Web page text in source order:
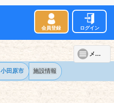
会員登録 ログイン
メニュー
小田原市 施設情報